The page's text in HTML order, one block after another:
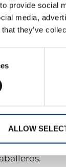
provide social
media,
they’ve
ALLOW
la
Juan
todo el